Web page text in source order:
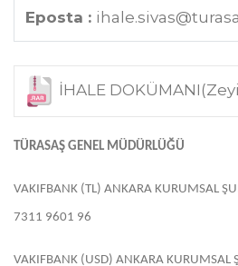
Eposta :
İHALE
TÜRASAŞ GENEL MÜDÜRLÜĞÜ
VAKIFBANK (TL) ANKARA KURUMSAL
7311 9601 96
VAKIFBANK (USD) ANKARA KURUMSAL